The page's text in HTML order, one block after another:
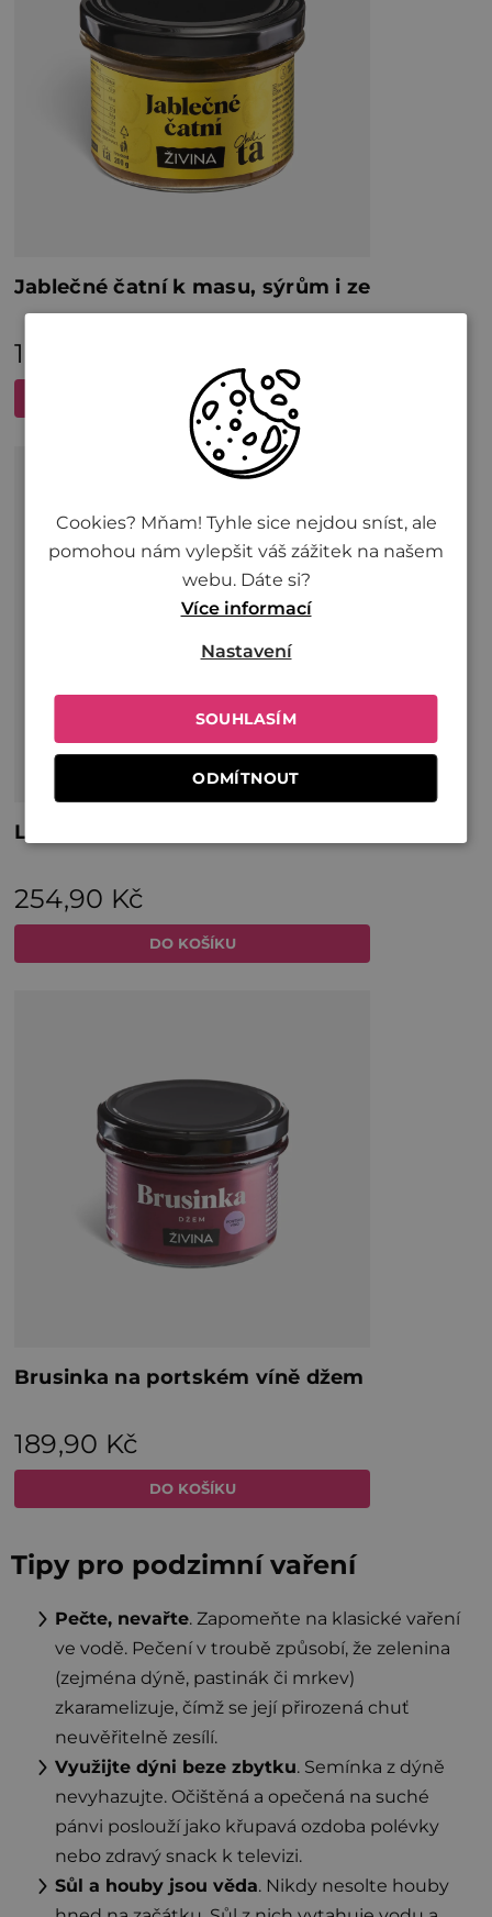
Tipy pro podzimní vaření
Pečte, nevařte. Zapomeňte na klasické vaření
ve vodě. Pečení v troubě způsobí, že zelenina
(zejména dýně, pastinák či mrkev)
zkaramelizuje, čímž se její přirozená chuť
neuvěřitelně zesílí.
Využijte dýni beze zbytku. Semínka z dýně
nevyhazujte. Očištěná a opečená na suché
pánvi poslouží jako křupavá ozdoba polévky
nebo zdravý snack k televizi.
Sůl a houby jsou věda. Nikdy nesolte houby
Cookies? Mňam! Tyhle sice nejdou sníst, ale
pomohou nám vylepšit váš zážitek na našem
webu. Dáte si?
Více informací
SOUHLASÍM
ODMÍTNOUT
Nastavení